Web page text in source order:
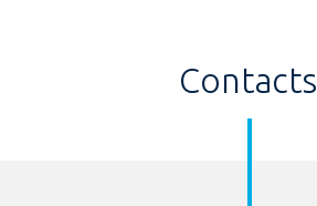
Contacts